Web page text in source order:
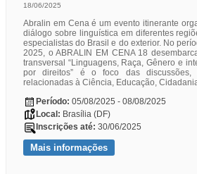
18/06/2025
Abralin em Cena é um evento itinerante
diálogo sobre linguística em diferentes
especialistas do Brasil e do exterior. No
2025, o ABRALIN EM CENA 18
transversal “Linguagens, Raça, Gênero e
por direitos” é o foco das discussões,
relacionadas à Ciência, Educação,
Período: 05/08/2025 - 08/08/2025
Local: Brasília (DF)
Inscrições até: 30/06/2025
Mais informações